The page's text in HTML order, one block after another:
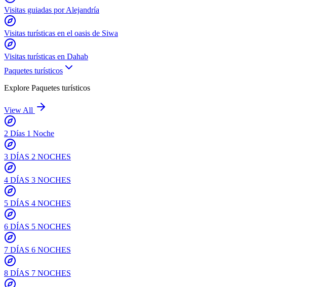
Visitas guiadas por Alejandría
Visitas turísticas en el oasis de Siwa
Visitas turísticas en Dahab
Paquetes turísticos
Explore Paquetes turísticos
View All
2 Días 1 Noche
3 DÍAS 2 NOCHES
4 DÍAS 3 NOCHES
5 DÍAS 4 NOCHES
6 DÍAS 5 NOCHES
7 DÍAS 6 NOCHES
8 DÍAS 7 NOCHES